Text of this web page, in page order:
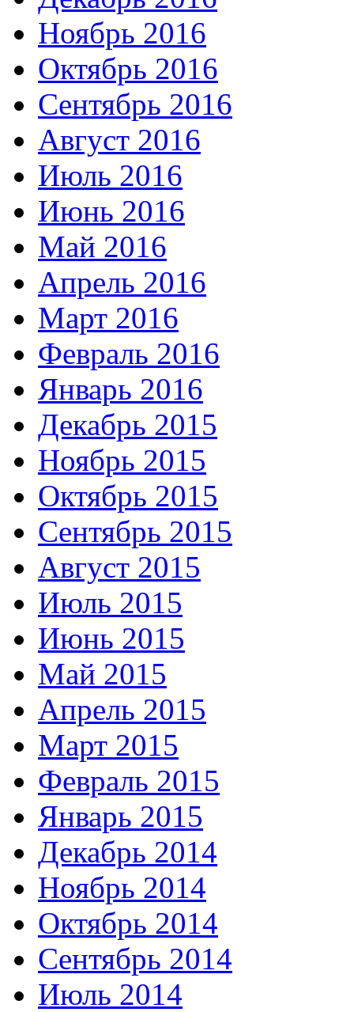
Ноябрь 2016
Октябрь 2016
Сентябрь 2016
Август 2016
Июль 2016
Июнь 2016
Май 2016
Апрель 2016
Март 2016
Февраль 2016
Январь 2016
Декабрь 2015
Ноябрь 2015
Октябрь 2015
Сентябрь 2015
Август 2015
Июль 2015
Июнь 2015
Май 2015
Апрель 2015
Март 2015
Февраль 2015
Январь 2015
Декабрь 2014
Ноябрь 2014
Октябрь 2014
Сентябрь 2014
Июль 2014